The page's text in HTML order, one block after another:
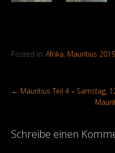
Posted in:Afrika, Mauritius 2019
← Mauritius Teil 4 – Samstag,
Schreibe einen